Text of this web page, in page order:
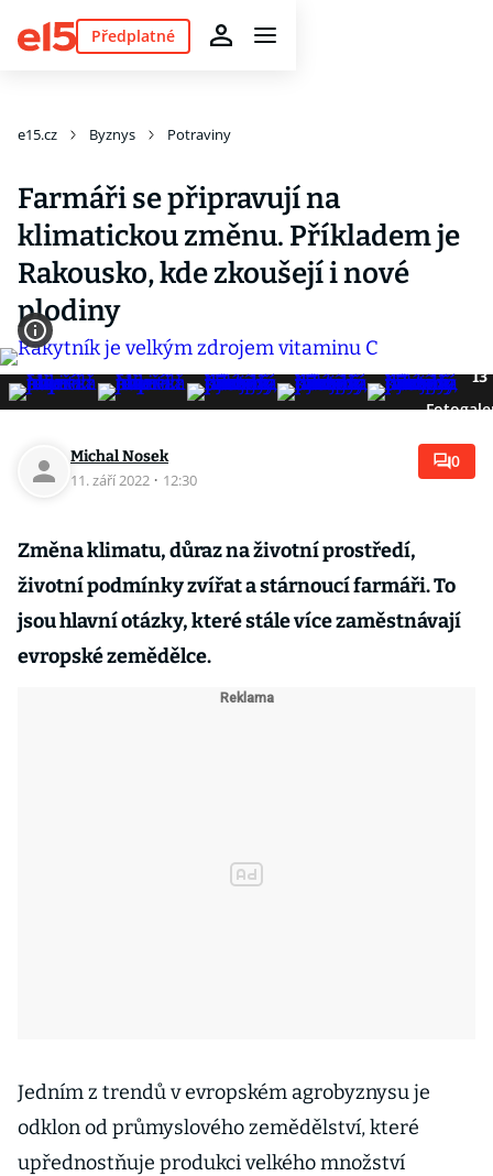
Předplatné
e15.cz Byznys Potraviny
Farmáři se připravují na
klimatickou změnu. Příkladem je
Rakousko, kde zkoušejí i nové
plodiny
13
Michal Nosek
11. září 2022 · 12:30
0
Změna klimatu, důraz na životní prostředí,
životní podmínky zvířat a stárnoucí farmáři. To
jsou hlavní otázky, které stále více zaměstnávají
evropské zemědělce.
Jedním z trendů v evropském agrobyznysu je
odklon od průmyslového zemědělství, které
upřednostňuje produkci velkého množství